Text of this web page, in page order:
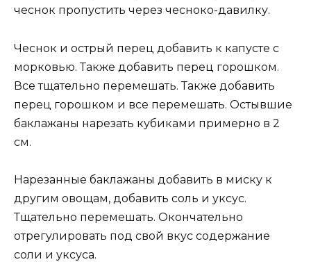
чеснок пропустить через чесноко-давилку.
Чеснок и острый перец добавить к капусте с
морковью. Также добавить перец горошком.
Все тщательно перемешать. Также добавить
перец горошком и все перемешать. Остывшие
баклажаны нарезать кубиками примерно в 2
см.
Нарезанные баклажаны добавить в миску к
другим овощам, добавить соль и уксус.
Тщательно перемешать. Окончательно
отрегулировать под свой вкус содержание
соли и уксуса.